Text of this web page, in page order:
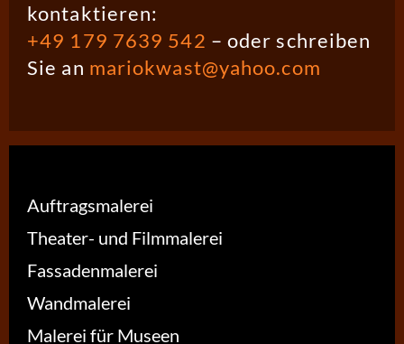
kontaktieren:
+49 179 7639 542 – oder schreiben
Sie an mariokwast@yahoo.com
Auftragsmalerei
Theater- und Filmmalerei
Fassadenmalerei
Wandmalerei
Malerei für Museen